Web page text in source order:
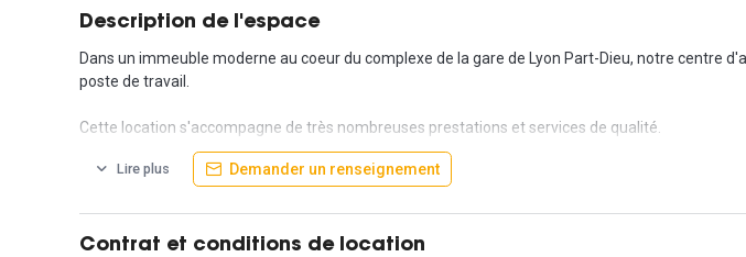
Description de l'espace
Dans un immeuble moderne au coeur du complexe de la gare de Lyon Part-Dieu, notre centre
poste de travail.
Cette location s'accompagne de très nombreuses prestations et services de qualité.
Ce tarif est non contractuel et fourni à titre indicatif.
Lire plus Demander un renseignement
Contrat et conditions de location